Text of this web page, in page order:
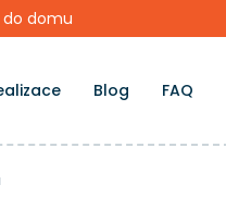
do domu
Blog FAQ